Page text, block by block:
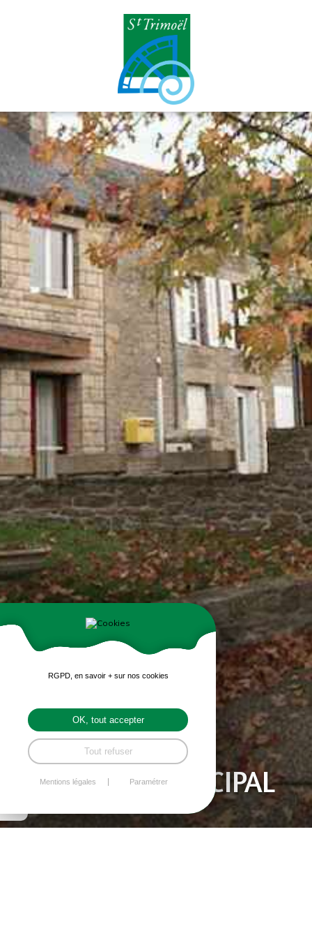
LE RESTAURANT
SCOLAIRE MUNICIPAL
RGPD, en savoir + sur nos cookies
OK, tout accepter
Tout refuser
Mentions légales Paramétrer